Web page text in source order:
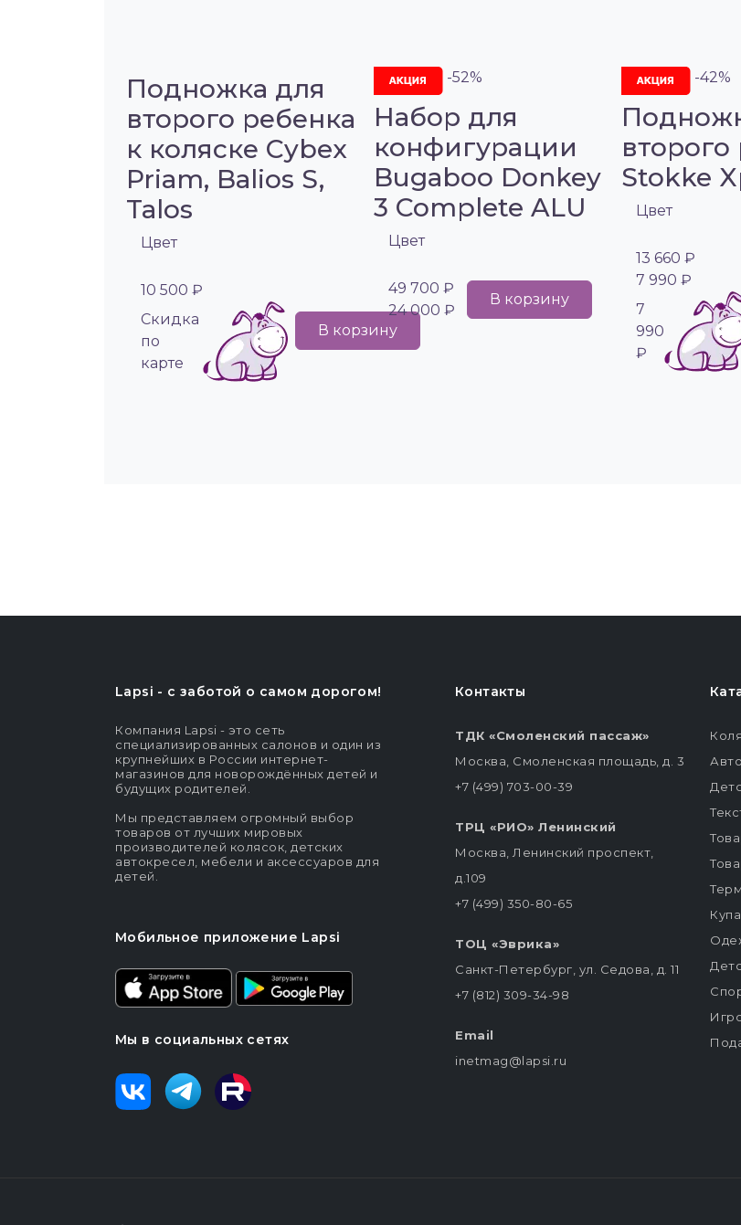
Подножка для
второго ребенка
к коляске Cybex
Priam, Balios S,
Talos
Цвет
10 500 ₽
Cкидка
по
карте
В корзину
-52%
Набор для
конфигурации
Bugaboo Donkey
3 Complete ALU
Цвет
49 700 ₽
24 000 ₽
В корзину
-42%
второго
Stokke
Цвет
13 660 ₽
7 990 ₽
7
990
₽
Lapsi - c заботой о самом дорогом!
Компания Lapsi - это сеть
специализированных салонов и один из
крупнейших в России интернет-
магазинов для новорождённых детей и
будущих родителей.
Мы представляем огромный выбор
товаров от лучших мировых
производителей колясок, детских
автокресел, мебели и аксессуаров для
детей.
Мобильное приложение Lapsi
Мы в социальных сетях
Контакты
ТДК «Смоленский пассаж»
Москва, Смоленская площадь, д. 3
+7 (499) 703-00-39
ТРЦ «РИО» Ленинский
Москва, Ленинский проспект,
д.109
+7 (499) 350-80-65
ТОЦ «Эврика»
Санкт-Петербург, ул. Седова, д. 11
+7 (812) 309-34-98
Email
inetmag@lapsi.ru